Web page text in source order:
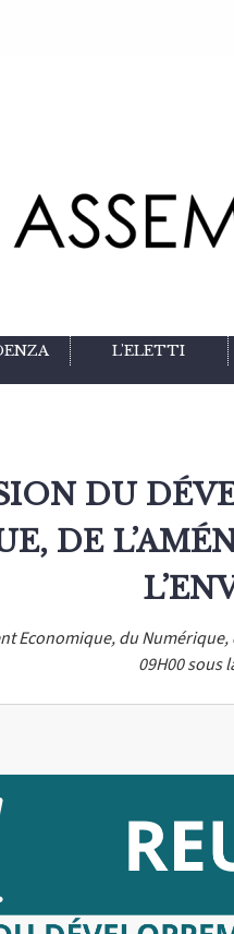
L'ELETTI
DU
DE
Economique, du
09H00 sous